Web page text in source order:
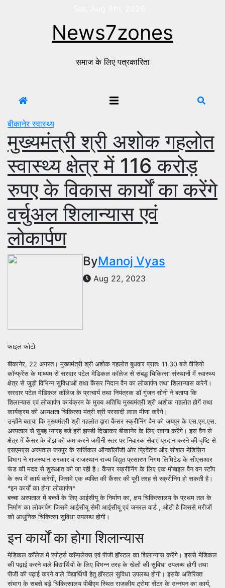
News7zones
समाज के लिए पत्रकारिता
बीकानेरस्वास्थ्य
मुख्यमंत्री श्री अशोक गहलोत
स्वास्थ्य क्षेत्र में 116 करोड़
रुपए के विकास कार्यों का करेंगे
वर्चुअल शिलान्यास एवं
लोकार्पण
ByManoj Vyas
Aug 22, 2023
फाइल फोटो
बीकानेर, 22 अगस्त। मुख्यमंत्री श्री अशोक गहलोत बुधवार प्रातः 11.30 बजे वीडियो
कॉन्फ्रेंस के माध्यम से सरदार पटेल मेडिकल कॉलेज से संबद्ध चिकित्सा संस्थानों में स्वास्थ्य
क्षेत्र से जुड़ी विभिन्न सुविधाओं तथा कैंसर निदान वैन का लोकार्पण तथा शिलान्यास करेगें।
सरदार पटेल मेडिकल कॉलेज के प्राचार्य तथा नियंत्रक डॉ गुंजन सोनी ने बताया कि
शिलान्यास एवं लोकार्पण कार्यक्रम के मुख्य अतिथि मुख्यमंत्री श्री अशोक गहलोत होगें तथा
कार्यक्रम की अध्यक्षता चिकित्सा मंत्री श्री परसादी लाल मीणा करेंगे।
उन्होंने बताया कि मुख्यमंत्री श्री गहलोत द्वारा कैंसर स्क्रीनिंग वैन को जयपुर के एस.एम.एस.
अस्पताल से सुबह ग्यारह बजे हरी झण्डी दिखाकर बीकानेर के लिए रवाना करेंगे। इस वैन से
क्षेत्र में कैंसर के बोझ को कम करने जमीनी स्तर पर निवारक सेवाएं प्रदान करने की दृष्टि से
एसएमएस अस्पताल जयपुर के सर्जिकल ऑन्कॉलॉजी ओर प्रिवेंटीव और सोशल मेडिसिन
विभाग ने राजस्थान सरकार व राजस्थान राज्य विद्युत प्रसारण निगम लिमिटेड के सीएसआर
फंड की मदद से शुरूआत की जा रही है। कैंसर स्क्रीनिंग के लिए एक मोबाइल वैन वन स्टॉप
के रूप में कार्य करेगी, जिसमे एक व्यक्ति की कैंसर की पूरी तरह से स्क्रीनिंग हो सकती है।
*इन कार्यों का होगा लोकार्पण*
बच्चा अस्पताल में बच्चों के लिए आईसीयू के निर्माण का, क्षय चिकित्सालय के प्रथम तल के
निर्माण का लोकार्पण जिसमे आईसीयू सेमी आईसीयू एवं जनरल वार्ड , ओटी है जिससे मरीजों
को आधुनिक चिकित्सा सुविधा उपलब्ध होगी।
इन कार्यों का होगा शिलान्यास
मेडिकल कॉलेज में स्पोर्ट्स कॉम्पलेक्स एवं पीजी हॉस्टल का शिलान्यास करेंगे। इससे मेडिकल
की पढ़ाई करने वाले विद्यार्थियों के लिए विभन्न तरह के खेलों की सुविधा उपलब्ध होगी तथा
पीजी की पढ़ाई करने वाले विद्यार्थियों हेतु हॉस्टल सुविधा उपलब्ध होगी। इसके अतिरिक्त
संभाग के सबसे बड़े चिकित्सालय पीबीएम स्थित राजकीय ट्रोमा सेंटर के उन्नयन का कार्य,